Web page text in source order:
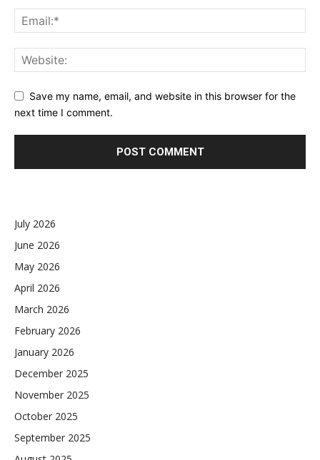
Save my name, email, and website in this browser for the
next time I comment.
July 2026
June 2026
May 2026
April 2026
March 2026
February 2026
January 2026
December 2025
November 2025
October 2025
September 2025